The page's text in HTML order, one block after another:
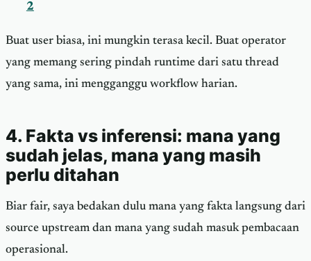
2
Buat user biasa, ini mungkin terasa kecil. Buat operator
yang memang sering pindah runtime dari satu thread
yang sama, ini mengganggu workflow harian.
4. Fakta vs inferensi: mana yang
sudah jelas, mana yang masih
perlu ditahan
Biar fair, saya bedakan dulu mana yang fakta langsung dari
source upstream dan mana yang sudah masuk pembacaan
operasional.